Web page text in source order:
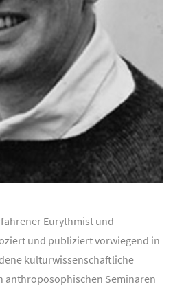
Eurythmist und
und publiziert vorwiegend in
kulturwissenschaftliche
anthroposophischen Seminaren